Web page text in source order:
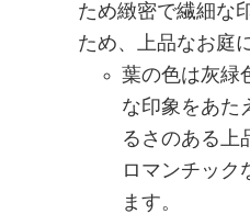
ため緻密で繊細な
ため、上品なお庭
葉の色は灰緑
な印象をあた
るさのある上
ロマンチック
ます。